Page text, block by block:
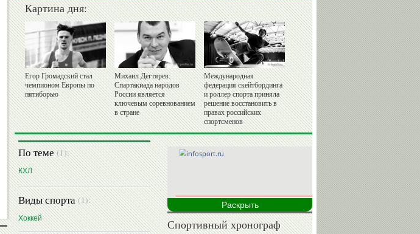
Картина дня:
Егор Громадский стал
чемпионом Европы по
пятиборью
Михаил Дегтярев:
Спартакиада народов
России является
ключевым соревнованием
в стране
Международная
федерация скейтбординга
и роллер спорта приняла
решение восстановить в
правах российских
спортсменов
По теме(1):
КХЛ
Виды спорта(1):
Хоккей
Раскрыть
Спортивный хронограф